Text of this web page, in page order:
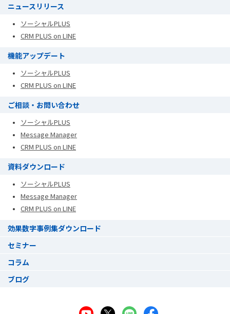
ニュースリリース
ソーシャルPLUS
CRM PLUS on LINE
機能アップデート
ソーシャルPLUS
CRM PLUS on LINE
ご相談・お問い合わせ
ソーシャルPLUS
Message Manager
CRM PLUS on LINE
資料ダウンロード
ソーシャルPLUS
Message Manager
CRM PLUS on LINE
効果数字事例集ダウンロード
セミナー
コラム
ブログ